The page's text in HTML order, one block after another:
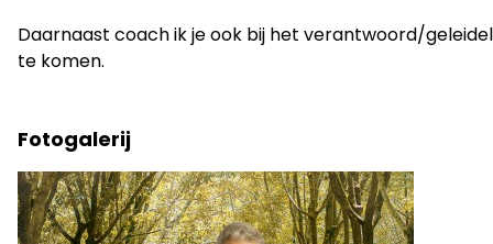
Daarnaast coach ik je ook bij het verantwoord/
te komen.
Fotogalerij